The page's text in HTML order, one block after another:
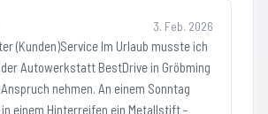
3. Feb. 2026
(Kunden)Service Im Urlaub musste ich
Autowerkstatt BestDrive in Gröbming
nehmen. An einem Sonntag
einem Hinterreifen ein Metallstift -